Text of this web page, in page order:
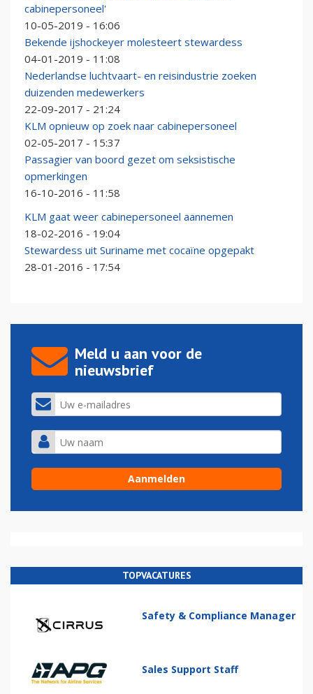
cabinepersoneel'
10-05-2019 - 16:06
Bekende ijshockeyer molesteert stewardess
04-01-2019 - 11:08
Nederlandse luchtvaart- en reisindustrie zoeken
duizenden medewerkers
22-09-2017 - 21:24
KLM opnieuw op zoek naar cabinepersoneel
02-05-2017 - 15:37
Passagier van boord gezet om seksistische
opmerkingen
16-10-2016 - 11:58
KLM gaat weer cabinepersoneel aannemen
18-02-2016 - 19:04
Stewardess uit Suriname met cocaïne opgepakt
28-01-2016 - 17:54
Meld u aan voor de
nieuwsbrief
TOPVACATURES
Safety & Compliance Manager
Sales Support Staff